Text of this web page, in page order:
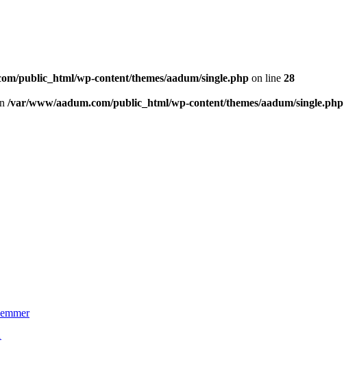
public_html/wp-content/themes/aadum/single.php on line 28
/var/www/aadum.com/public_html/wp-content/themes/aadum/single.php